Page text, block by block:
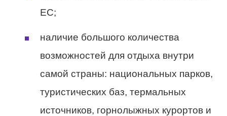
ЕС;
наличие большого количества
возможностей для отдыха внутри
самой страны: национальных парков,
туристических баз, термальных
источников, горнолыжных курортов и